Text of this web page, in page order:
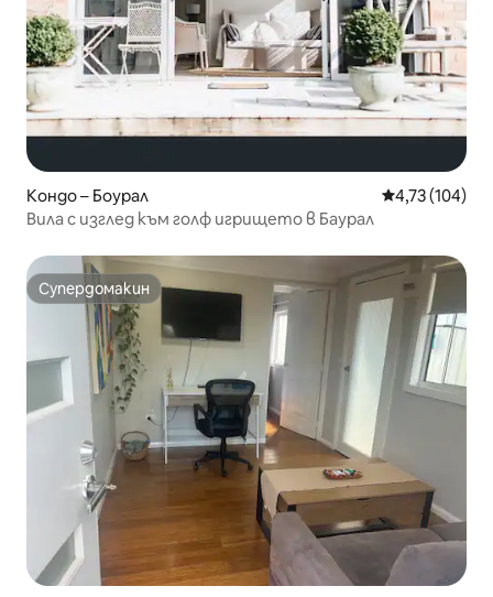
Кондо – Боурал Средна
4,73 (104)
Вила с изглед към голф игрището в Баурал
Супердомакин
Супердомакин